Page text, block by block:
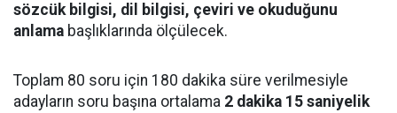
sözcük bilgisi, dil bilgisi, çeviri ve okuduğunu
anlama başlıklarında ölçülecek.
Toplam 80 soru için 180 dakika süre verilmesiyle
adayların soru başına ortalama 2 dakika 15 saniyelik